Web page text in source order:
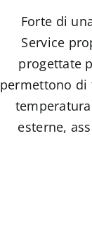
Forte di
Service
progettate
permettono di
esterne,